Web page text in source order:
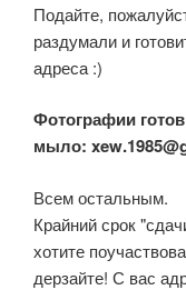
Подайте,
раздумали и
адреса :)
Фотографии
мыло:
Всем остальным.
Крайний срок
хотите
дерзайте! С вас